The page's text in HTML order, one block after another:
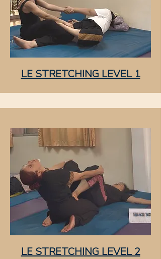
LE STRETCHING LEVEL 1
LE STRETCHING LEVEL 2